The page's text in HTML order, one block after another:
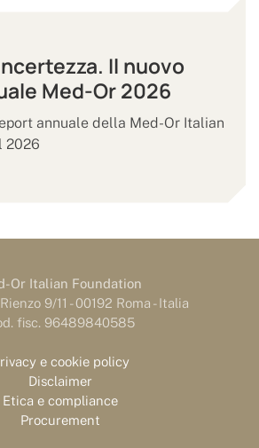
Il nuovo
Med-Or 2026
annuale della Med-Or Italian
2026
Or Italian Foundation
9/11 - 00192 Roma - Italia
fisc. 96489840585
e cookie policy
Disclaimer
Etica e compliance
Procurement